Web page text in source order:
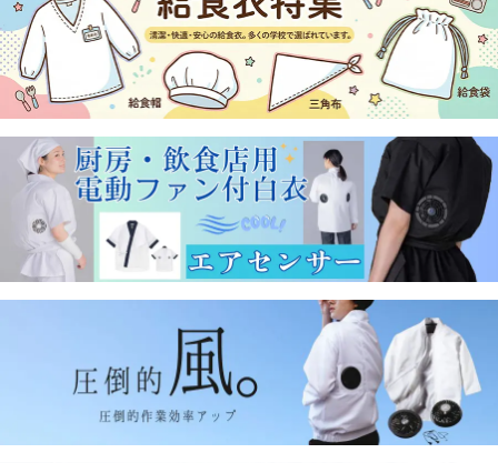
■プロを輝かせる服。KAZEN フードファクトリーウェアカ
タログ 2024を掲載しました。
■すべては、働く人のために。
サーヴォ フードファクトリー
2024を掲載しました。
■セブンユニフォームカタログ 2023を掲載しました。
ガードナー ADCLEAN FOOD FACTORYを掲載しました。
サカノ繊維 ワークフレンド 2023を掲載しました。
簡易防護服（5枚入り）、SFS防護服（5枚入り）
の販売を
開始しました。
感染対策保護ガウン【不織布・使い捨て・100枚入り】の
販売を開始しました。
防護服《アイソレーションガウン》販売中です。
ショート丈→ロング丈
高性能フィルターマスク販売中 即納可能です。50枚